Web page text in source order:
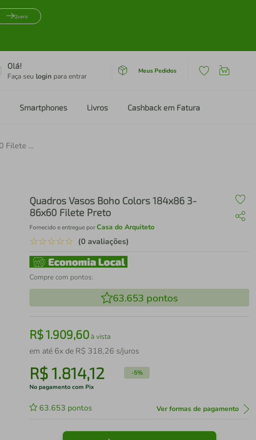
Quero
Olá!
Faça seu login para entrar
Meus Pedidos
Smartphones Livros Cashback em Fatura
Quadros Vasos Boho Colors 184x86 3-86x60 Filete Preto
Quadros Vasos Boho Colors 184x86 3-
86x60 Filete Preto
Fornecido e entregue porCasa do Arquiteto
☆☆☆☆☆ (0 avaliações)
Compre com pontos:
63.653 pontos
R$1.909,60à vista
em até 6x de R$ 318,26 s/juros
R$1.814,12 -5%
No pagamento com Pix
63.653 pontos Ver formas de pagamento